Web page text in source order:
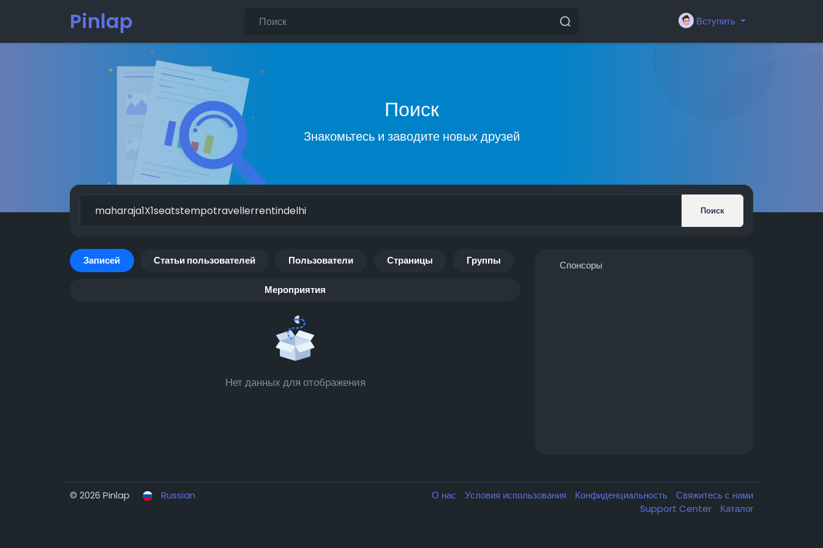
Pinlap Вступить
Поиск
Знакомьтесь и заводите новых друзей
Поиск
Записей Статьи пользователей Пользователи Страницы Группы
Мероприятия
Нет данных для отображения
Спонсоры
© 2026 Pinlap Russian О нас Условия использования Конфиденциальность
Свяжитесь с нами
Support Center
Каталог